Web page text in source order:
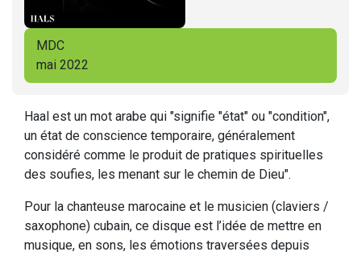
MDC
mai 2022
Haal est un mot arabe qui "signifie "état" ou "condition",
un état de conscience temporaire, généralement
considéré comme le produit de pratiques spirituelles
des soufies, les menant sur le chemin de Dieu".
Pour la chanteuse marocaine et le musicien (claviers /
saxophone) cubain, ce disque est l’idée de mettre en
musique, en sons, les émotions traversées depuis